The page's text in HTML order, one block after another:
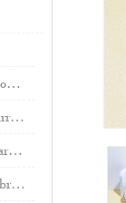
Vela de cerámica personalizada
Velas aromáticas en tarro grande.
Proveedor de tarros para velas con tapa.
Proveedor de candelabros personalizados